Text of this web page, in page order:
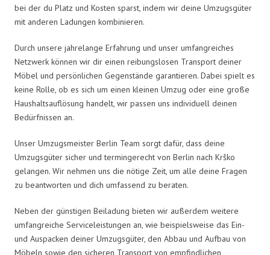
bei der du Platz und Kosten sparst, indem wir deine Umzugsgüter
mit anderen Ladungen kombinieren.
Durch unsere jahrelange Erfahrung und unser umfangreiches
Netzwerk können wir dir einen reibungslosen Transport deiner
Möbel und persönlichen Gegenstände garantieren. Dabei spielt es
keine Rolle, ob es sich um einen kleinen Umzug oder eine große
Haushaltsauflösung handelt, wir passen uns individuell deinen
Bedürfnissen an.
Unser Umzugsmeister Berlin Team sorgt dafür, dass deine
Umzugsgüter sicher und termingerecht von Berlin nach Krško
gelangen. Wir nehmen uns die nötige Zeit, um alle deine Fragen
zu beantworten und dich umfassend zu beraten.
Neben der günstigen Beiladung bieten wir außerdem weitere
umfangreiche Serviceleistungen an, wie beispielsweise das Ein-
und Auspacken deiner Umzugsgüter, den Abbau und Aufbau von
Möbeln sowie den sicheren Transport von empfindlichen